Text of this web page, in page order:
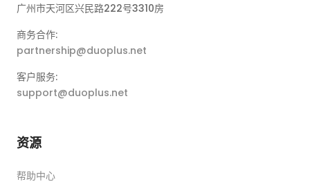
广州市天河区兴民路222号3310房
商务合作:
partnership@duoplus.net
客户服务:
support@duoplus.net
资源
帮助中心